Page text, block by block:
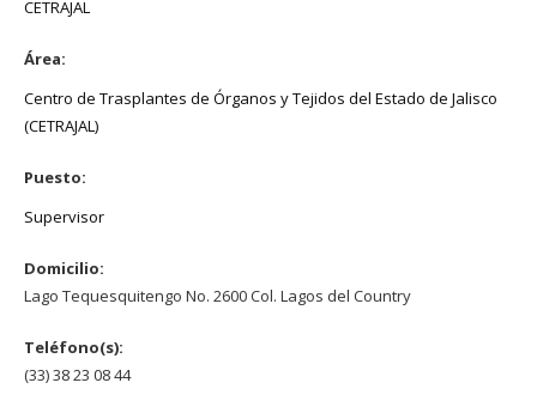
CETRAJAL
Área:
Centro de Trasplantes de Órganos y Tejidos del Estado de Jalisco
(CETRAJAL)
Puesto:
Supervisor
Domicilio:
Lago Tequesquitengo No. 2600 Col. Lagos del Country
Teléfono(s):
(33) 38 23 08 44